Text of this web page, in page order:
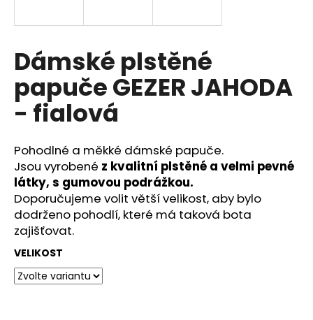
Dámské plstěné
papuče GEZER JAHODA
- fialová
Pohodlné a měkké dámské papuče.
Jsou vyrobené z kvalitní plstěné a velmi pevné
látky, s gumovou podrážkou.
Doporučujeme volit větší velikost, aby bylo
dodrženo pohodlí, které má taková bota
zajišťovat.
VELIKOST
í
t
?
HLEDAT
D
o
p
o
r